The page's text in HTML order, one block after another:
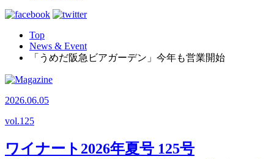
Top
News & Event
「うめだ阪急ビアガーデン」今年も営業開始
2026.06.05
vol.125
ワイナート2026年夏号 125号